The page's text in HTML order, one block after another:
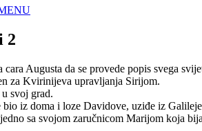
2
cara Augusta da se provede popis svega
za Kvirinijeva upravljanja Sirijom.
svoj grad.
iz doma i loze Davidove, uziđe iz
sa svojom zaručnicom Marijom koja